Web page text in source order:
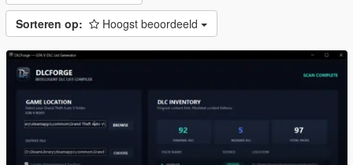
Sorteren op: Hoogst beoordeeld